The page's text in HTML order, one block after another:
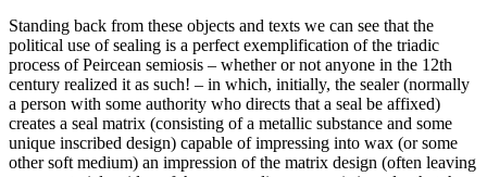
Standing back from these objects and texts we can see that the
political use of sealing is a perfect exemplification of the triadic
process of Peircean semiosis – whether or not anyone in the 12th
century realized it as such! – in which, initially, the sealer (normally
a person with some authority who directs that a seal be affixed)
creates a seal matrix (consisting of a metallic substance and some
unique inscribed design) capable of impressing into wax (or some
other soft medium) an impression of the matrix design (often leaving